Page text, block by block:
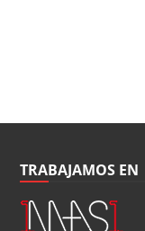
TRABAJAMOS EN